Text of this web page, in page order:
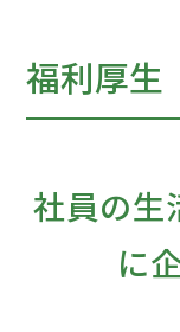
福利厚生
社員の生
に